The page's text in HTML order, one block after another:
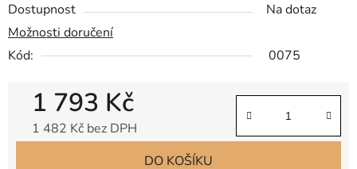
Dostupnost
Na dotaz
Možnosti doručení
Kód:
0075
1 793 Kč
1 482 Kč bez DPH
DO KOŠÍKU